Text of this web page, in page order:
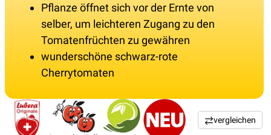
Pflanze öffnet sich vor der Ernte von
selber, um leichteren Zugang zu den
Tomatenfrüchten zu gewähren
wunderschöne schwarz-rote
Cherrytomaten
vergleichen